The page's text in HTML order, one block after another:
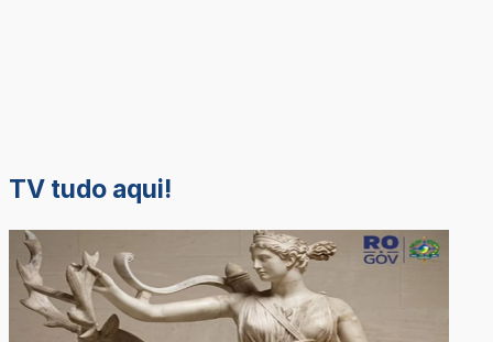
TV tudo aqui!